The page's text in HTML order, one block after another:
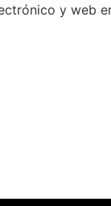
y web